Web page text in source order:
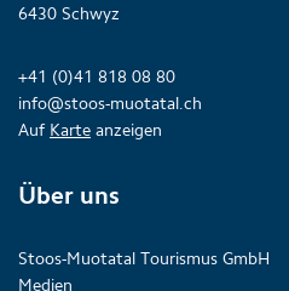
6430 Schwyz
+41 (0)41 818 08 80
info@stoos-muotatal.ch
Auf Karte anzeigen
Über uns
Stoos-Muotatal Tourismus GmbH
Medien